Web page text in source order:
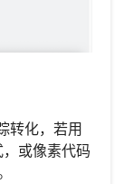
转化，若用
或像素代码